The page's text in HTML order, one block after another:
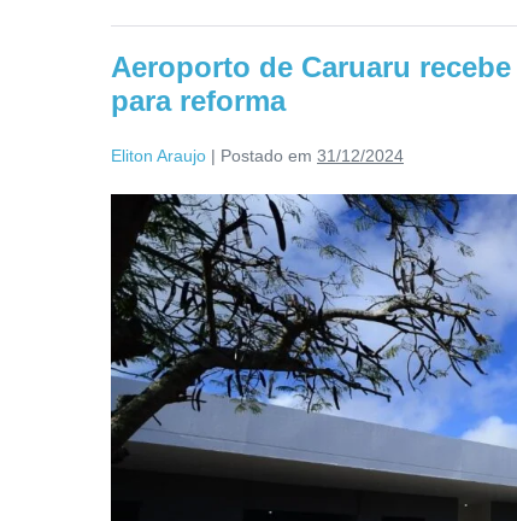
Aeroporto de Caruaru
para reforma
Eliton Araujo | Postado em 31/12/2024